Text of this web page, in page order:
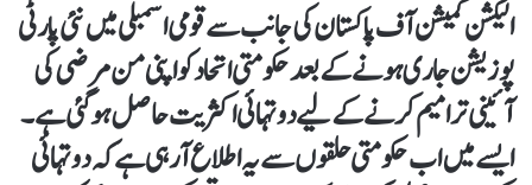
الیکشن کمیشن آف پاکستان کی جانب سے قومی اسمبلی میں نئی پارٹی
پوزیشن جاری ہونے کے بعد حکومتی اتحاد کو اپنی من مرضی کی
آئینی ترامیم کرنے کے لیے دو تہائی اکثریت حاصل ہو گئی ہے۔
ایسے میں اب حکومتی حلقوں سے یہ اطلاع آ رہی ہے کہ دو تہائی